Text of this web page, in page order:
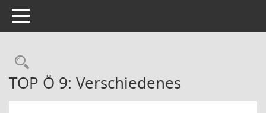
Toggle navigation
Rechercheauswahl
TOP Ö 9: Verschiedenes